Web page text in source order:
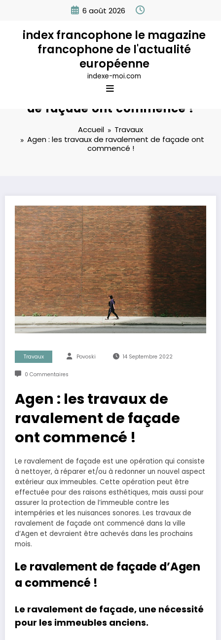
6 août 2026
index francophone le magazine
francophone de l'actualité
européenne
indexe-moi.com
Agen : les travaux de ravalement
de façade ont commencé !
Accueil
Travaux
Agen : les travaux de ravalement de façade ont
commencé !
Travaux Povoski 14 Septembre 2022
0 Commentaires
Agen : les travaux de
ravalement de façade
ont commencé !
Le ravalement de façade est une opération qui consiste
à nettoyer, à réparer et/ou à redonner un nouvel aspect
extérieur aux immeubles. Cette opération peut être
effectuée pour des raisons esthétiques, mais aussi pour
assurer la protection de l’immeuble contre les
intempéries et les nuisances sonores. Les travaux de
ravalement de façade ont commencé dans la ville
d’Agen et devraient être achevés dans les prochains
mois.
Le ravalement de façade d’Agen
a commencé !
Le ravalement de façade, une nécessité
pour les immeubles anciens.